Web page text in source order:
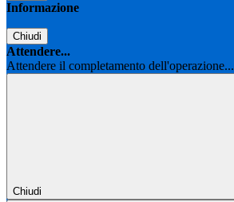
Informazione
Chiudi
Attendere...
Attendere il completamento dell'operazione...
Chiudi